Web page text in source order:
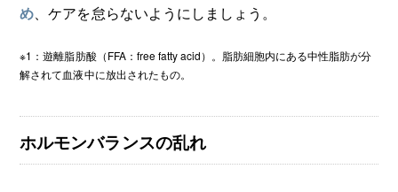
め 、ケアを怠らないようにしましょう。
※1：遊離脂肪酸（FFA：free fatty acid）。脂肪細胞内にある中性脂肪が分
解されて血液中に放出されたもの。
ホルモンバランスの乱れ